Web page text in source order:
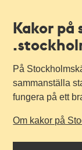
Kakor på
På
sammanställa
fungera på ett
Om kakor på